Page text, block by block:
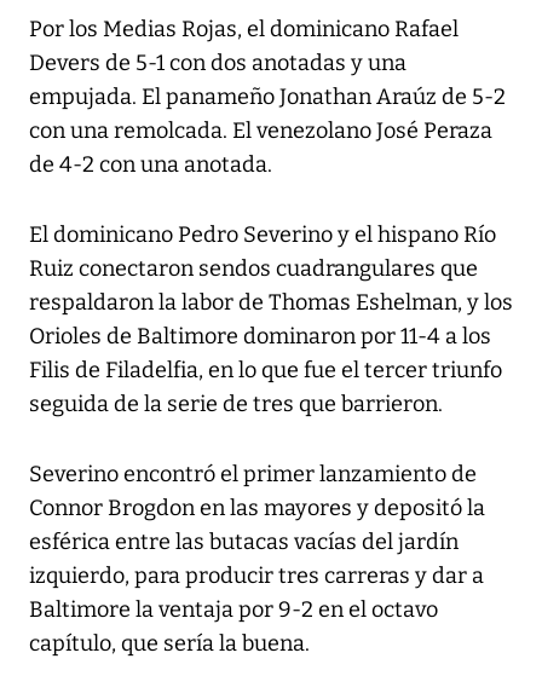
Por los Medias Rojas, el dominicano Rafael
Devers de 5-1 con dos anotadas y una
empujada. El panameño Jonathan Araúz de 5-2
con una remolcada. El venezolano José Peraza
de 4-2 con una anotada.
El dominicano Pedro Severino y el hispano Río
Ruiz conectaron sendos cuadrangulares que
respaldaron la labor de Thomas Eshelman, y los
Orioles de Baltimore dominaron por 11-4 a los
Filis de Filadelfia, en lo que fue el tercer triunfo
seguida de la serie de tres que barrieron.
Severino encontró el primer lanzamiento de
Connor Brogdon en las mayores y depositó la
esférica entre las butacas vacías del jardín
izquierdo, para producir tres carreras y dar a
Baltimore la ventaja por 9-2 en el octavo
capítulo, que sería la buena.